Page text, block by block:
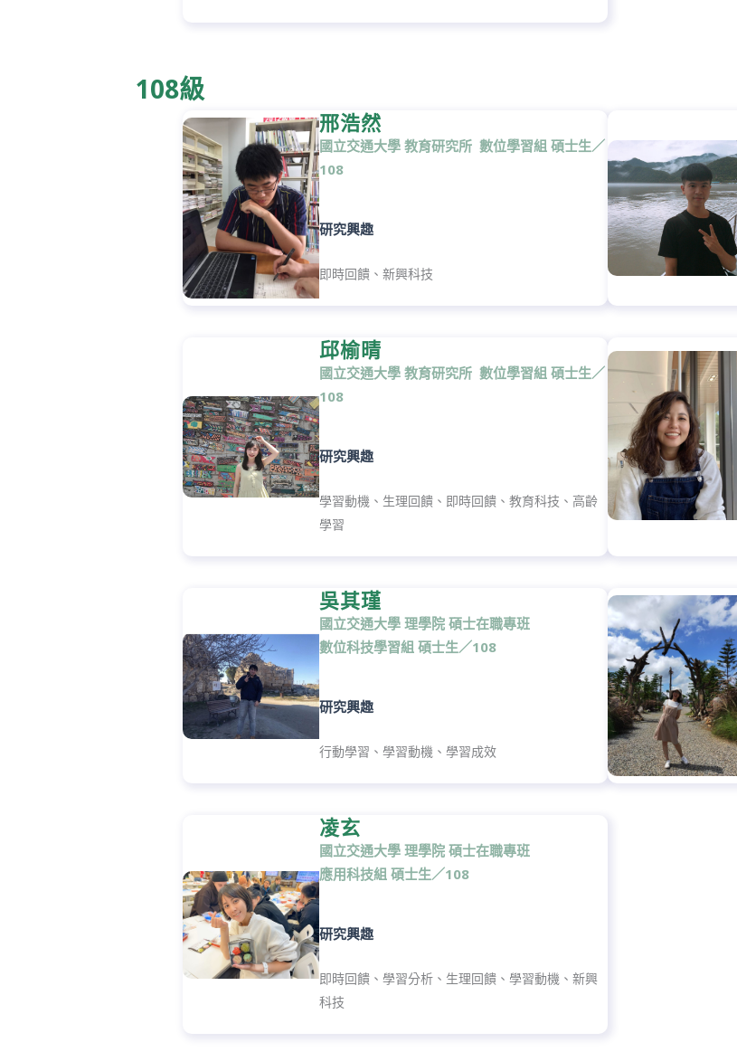
108級
邢浩然
國立交通大學 教育研究所 數位學習組 碩士生／
108
研究興趣
即時回饋、新興科技
邱榆晴
國立交通大學 教育研究所 數位學習組 碩士生／
108
研究興趣
學習動機、生理回饋、即時回饋、教育科技、高齡
學習
吳其瑾
國立交通大學 理學院 碩士在職專班
數位科技學習組 碩士生／108
研究興趣
行動學習、學習動機、學習成效
凌玄
國立交通大學 理學院 碩士在職專班
應用科技組 碩士生／108
研究興趣
即時回饋、學習分析、生理回饋、學習動機、新興
科技